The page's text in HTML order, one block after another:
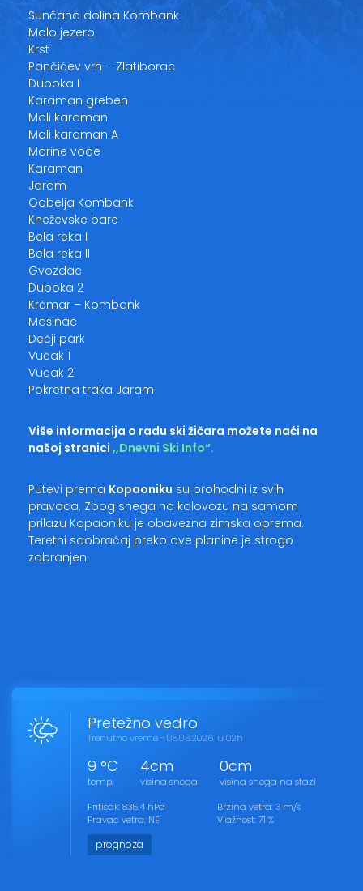
Sunčana dolina Kombank
Malo jezero
Krst
Pančićev vrh – Zlatiborac
Duboka I
Karaman greben
Mali karaman
Mali karaman A
Marine vode
Karaman
Jaram
Gobelja Kombank
Kneževske bare
Bela reka I
Bela reka II
Gvozdac
Duboka 2
Krčmar – Kombank
Mašinac
Dečji park
Vučak 1
Vučak 2
Pokretna traka Jaram
Više informacija o radu ski žičara možete naći na
našoj stranici ,,Dnevni Ski Info“.
Putevi prema Kopaoniku su prohodni iz svih
pravaca. Zbog snega na kolovozu na samom
prilazu Kopaoniku je obavezna zimska oprema.
Teretni saobraćaj preko ove planine je strogo
zabranjen.
Pretežno vedro
Trenutno vreme - 08.06.2026. u 02h
9 °C
temp.
4cm
visina snega
0cm
visina snega na stazi
Pritisak: 835.4 hPa
Pravac vetra: NE
Brzina vetra: 3 m/s
Vlažnost: 71 %
prognoza